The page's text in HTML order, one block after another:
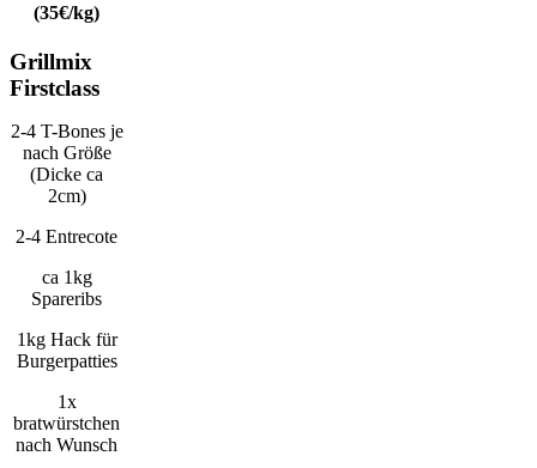
(35€/kg)
Grillmix
Firstclass
2-4 T-Bones je
nach Größe
(Dicke ca
2cm)
2-4 Entrecote
ca 1kg
Spareribs
1kg Hack für
Burgerpatties
1x
bratwürstchen
nach Wunsch